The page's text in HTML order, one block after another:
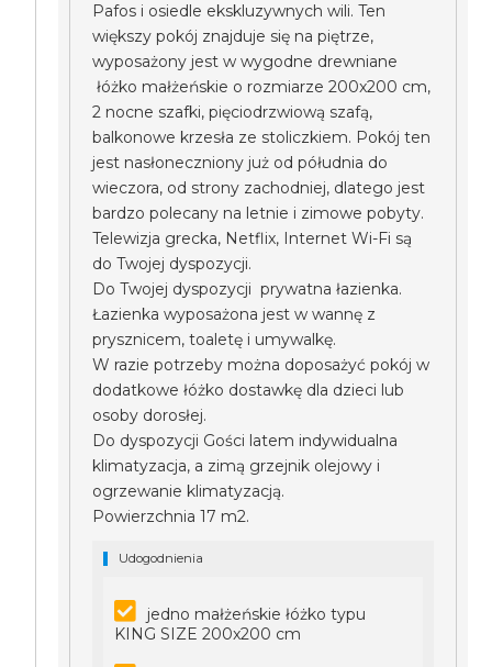
Pafos i osiedle ekskluzywnych wili. Ten
większy pokój znajduje się na piętrze,
wyposażony jest w wygodne drewniane
łóżko małżeńskie o rozmiarze 200x200 cm,
2 nocne szafki, pięciodrzwiową szafą,
balkonowe krzesła ze stoliczkiem. Pokój ten
jest nasłoneczniony już od półudnia do
wieczora, od strony zachodniej, dlatego jest
bardzo polecany na letnie i zimowe pobyty.
Telewizja grecka, Netflix, Internet Wi-Fi są
do Twojej dyspozycji.
Do Twojej dyspozycji prywatna łazienka.
Łazienka wyposażona jest w wannę z
prysznicem, toaletę i umywalkę.
W razie potrzeby można doposażyć pokój w
dodatkowe łóżko dostawkę dla dzieci lub
osoby dorosłej.
Do dyspozycji Gości latem indywidualna
klimatyzacja, a zimą grzejnik olejowy i
ogrzewanie klimatyzacją.
Powierzchnia 17 m2.
Udogodnienia
jedno małżeńskie łóżko typu
KING SIZE 200x200 cm